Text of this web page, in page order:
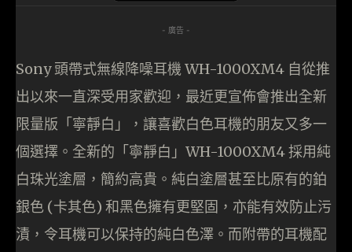
- 廣告 -
Sony 頭帶式無線降噪耳機 WH-1000XM4 自從推
出以來一直深受用家歡迎，最近更宣佈會推出全新
限量版「寧靜白」，讓喜歡白色耳機的朋友又多一
個選擇。全新的「寧靜白」WH-1000XM4 採用純
白珠光塗層，簡約高貴。純白塗層甚至比原有的鉑
銀色 (卡其色) 和黑色擁有更堅固，亦能有效防止污
漬，令耳機可以保持的純白色澤。而附帶的耳機配